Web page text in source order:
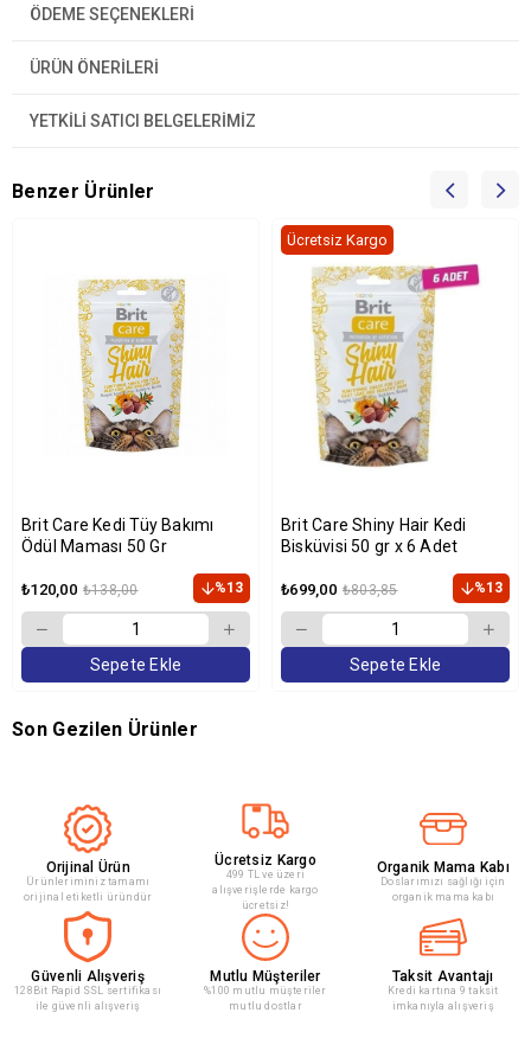
ÖDEME SEÇENEKLERI
ÜRÜN ÖNERILERI
YETKİLİ SATICI BELGELERİMİZ
Benzer Ürünler
Brit Care Kedi Tüy Bakımı
Ödül Maması 50 Gr
₺120,00 ₺138,00 %13
Sepete Ekle
Brit Care Shiny Hair Kedi
Bisküvisi 50 gr x 6 Adet
₺699,00 ₺803,85 %13
Ücretsiz Kargo
Sepete Ekle
Son Gezilen Ürünler
Orijinal Ürün
Ürünleriminiz tamamı
orijinal etiketli üründür
Ücretsiz Kargo
499 TL ve üzeri
alışverişlerde kargo
ücretsiz!
Organik Mama Kabı
Doslarımızı sağlığı için
organik mama kabı
Güvenli Alışveriş
128Bit Rapid SSL sertifikası
ile güvenli alışveriş
Mutlu Müşteriler
%100 mutlu müşteriler
mutlu dostlar
Taksit Avantajı
Kredi kartına 9 taksit
imkanıyla alışveriş